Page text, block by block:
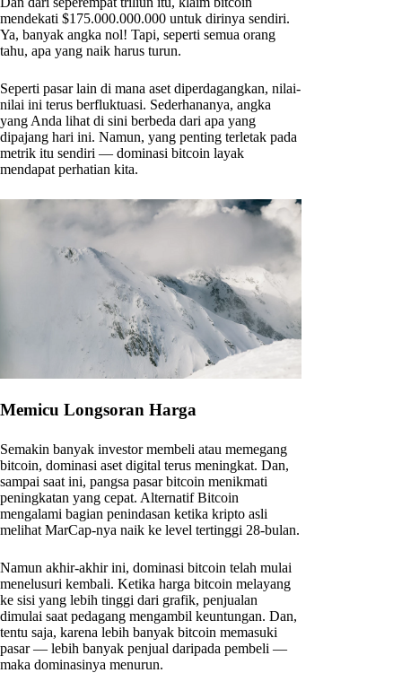
mendekati $175.000.000.000 untuk dirinya sendiri.
Ya, banyak angka nol! Tapi, seperti semua orang
tahu, apa yang naik harus turun.
Seperti pasar lain di mana aset diperdagangkan, nilai-
nilai ini terus berfluktuasi. Sederhananya, angka
yang Anda lihat di sini berbeda dari apa yang
dipajang hari ini. Namun, yang penting terletak pada
metrik itu sendiri — dominasi bitcoin layak
mendapat perhatian kita.
Memicu Longsoran Harga
Semakin banyak investor membeli atau memegang
bitcoin, dominasi aset digital terus meningkat. Dan,
sampai saat ini, pangsa pasar bitcoin menikmati
peningkatan yang cepat. Alternatif Bitcoin
mengalami bagian penindasan ketika kripto asli
melihat MarCap-nya naik ke level tertinggi 28-bulan.
Namun akhir-akhir ini, dominasi bitcoin telah mulai
menelusuri kembali. Ketika harga bitcoin melayang
ke sisi yang lebih tinggi dari grafik, penjualan
dimulai saat pedagang mengambil keuntungan. Dan,
tentu saja, karena lebih banyak bitcoin memasuki
pasar — lebih banyak penjual daripada pembeli —
maka dominasinya menurun.